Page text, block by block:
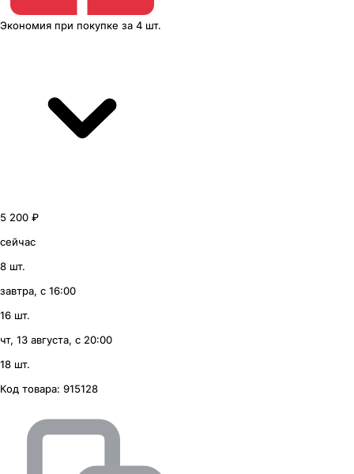
Экономия при покупке за 4 шт.
5 200 ₽
сейчас
8 шт.
завтра, с 16:00
16 шт.
чт, 13 августа, с 20:00
18 шт.
Код товара: 915128